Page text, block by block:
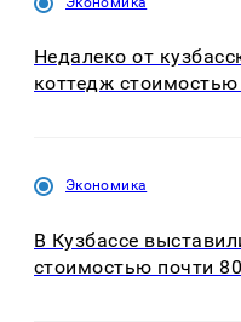
Недалеко от
коттедж
Экономика
В Кузбассе
стоимостью почти